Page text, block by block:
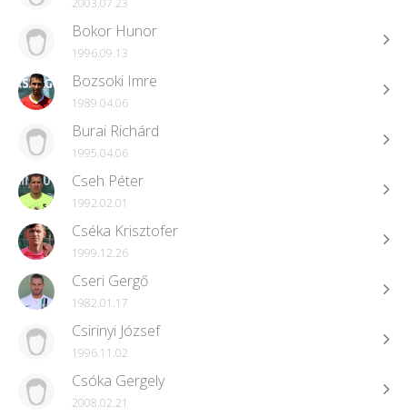
2003.07.23
Bokor Hunor
1996.09.13
Bozsoki Imre
1989.04.06
Burai Richárd
1995.04.06
Cseh Péter
1992.02.01
Cséka Krisztofer
1999.12.26
Cseri Gergő
1982.01.17
Csirinyi József
1996.11.02
Csóka Gergely
2008.02.21